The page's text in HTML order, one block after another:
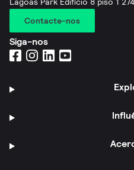
Contacte-nos
Siga-nos